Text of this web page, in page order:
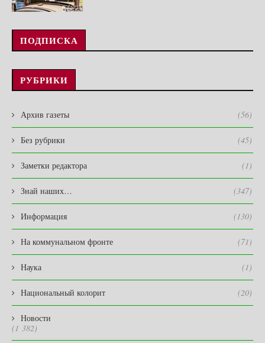
ПОДПИСКА
РУБРИКИ
Архив газеты (56)
Без рубрики (45)
Заметки редактора (1)
Знай наших… (347)
Информация (130)
На коммунальном фронте (71)
Наука (1)
Национальный колорит (20)
Новости
(1 382)